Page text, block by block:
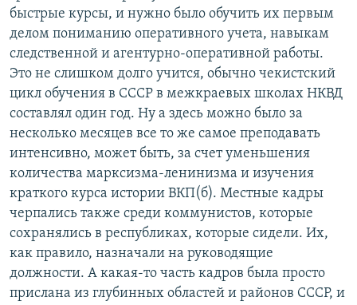
быстрые курсы, и нужно было обучить их первым
делом пониманию оперативного учета, навыкам
следственной и агентурно-оперативной работы.
Это не слишком долго учится, обычно чекистский
цикл обучения в СССР в межкраевых школах НКВД
составлял один год. Ну а здесь можно было за
несколько месяцев все то же самое преподавать
интенсивно, может быть, за счет уменьшения
количества марксизма-ленинизма и изучения
краткого курса истории ВКП(б). Местные кадры
черпались также среди коммунистов, которые
сохранялись в республиках, которые сидели. Их,
как правило, назначали на руководящие
должности. А какая-то часть кадров была просто
прислана из глубинных областей и районов СССР, и